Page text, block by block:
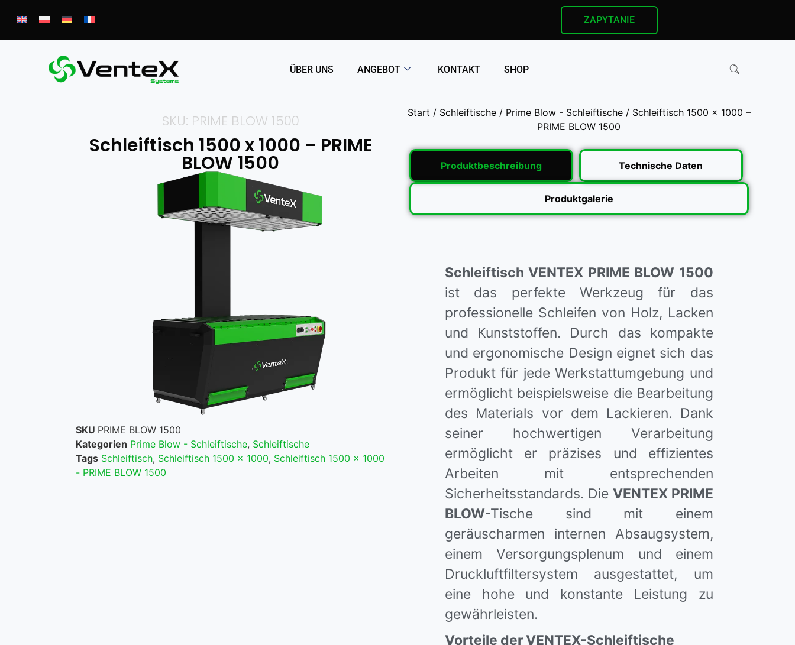
ZAPYTANIE
ÜBER UNS ANGEBOT KONTAKT SHOP
SKU: PRIME BLOW 1500
Schleiftisch 1500 x 1000 – PRIME
BLOW 1500
SKU PRIME BLOW 1500
Kategorien Prime Blow - Schleiftische, Schleiftische
Tags Schleiftisch, Schleiftisch 1500 x 1000, Schleiftisch 1500 x 1000
- PRIME BLOW 1500
Start / Schleiftische/ Prime Blow - Schleiftische/ Schleiftisch 1500 x 1000 –
PRIME BLOW 1500
Produktbeschreibung Technische Daten
Produktgalerie
Schleiftisch VENTEX PRIME BLOW 1500
ist das perfekte Werkzeug für das
professionelle Schleifen von Holz, Lacken
und Kunststoffen. Durch das kompakte
und ergonomische Design eignet sich das
Produkt für jede Werkstattumgebung und
ermöglicht beispielsweise die Bearbeitung
des Materials vor dem Lackieren. Dank
seiner hochwertigen Verarbeitung
ermöglicht er präzises und effizientes
Arbeiten mit entsprechenden
Sicherheitsstandards. Die VENTEX PRIME
BLOW-Tische sind mit einem
geräuscharmen internen Absaugsystem,
einem Versorgungsplenum und einem
Druckluftfiltersystem ausgestattet, um
eine hohe und konstante Leistung zu
gewährleisten.
Vorteile der VENTEX-Schleiftische